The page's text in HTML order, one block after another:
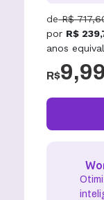
de R$
por R$
anos
R$9,99